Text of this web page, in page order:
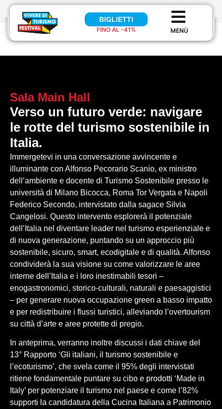
BIGLIETTI
FINO AL 41%
BIGLIETTI
FINO AL -41%
Sala Main Hall
Verso un futuro verde: navigare
le rotte del turismo sostenibile in
Italia.
Immergetevi in una conversazione avvincente e
illuminante con Alfonso Pecorario Scanio, ex ministro
dell’ambiente e docente di Turismo Sostenibile presso le
università di Milano Bicocca, Roma Tor Vergata e Napoli
Federico Secondo, intervistato dalla sagace Silvia
Cangelosi. Questo intervento esplorerà il potenziale
dell’Italia nel diventare leader nel turismo esperienziale e
di nuova generazione, puntando su un approccio più
sostenibile, sicuro, smart, ecodigitale e di qualità. Alfonso
condividerà la sua visione su come valorizzare le aree
interne dell’Italia e i loro inestimabili tesori –
enogastronomici, storico-culturali, naturali e paesaggistici
– per generare nuova occupazione green a basso impatto
e per redistribuire i flussi turistici, alleviando l’overtourism
su città d’arte e aree protette di pregio.
In anteprima, verranno inoltre discussi i dati chiave del
13° Rapporto ‘Gli italiani, il turismo sostenibile e
l’ecoturismo’, che svela come il 95% degli intervistati
ritiene fondamentale puntare su cibo e prodotti ‘Made in
Italy’ per potenziare il turismo nel paese e come l’82%
supporti la candidatura della Cucina Italiana a Patrimonio